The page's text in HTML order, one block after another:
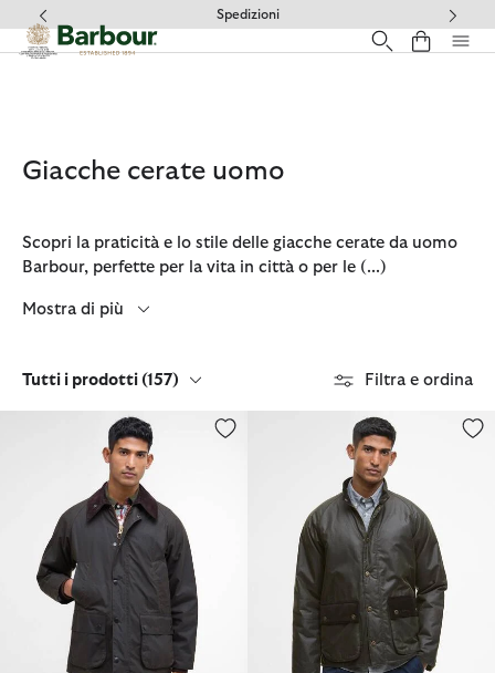
Clicca per visualizzare la nostra Dichiarazione di Accessibilità
Domande Frequenti
Giacche cerate uomo
Scopri la praticità e lo stile delle giacche cerate da uomo
Barbour, perfette per la vita in città o per le (...)
Mostra di più
Tutti i prodotti (157) Filtra e ordina
Giacca classica cerata Bedale Giacca cerata Cordhill